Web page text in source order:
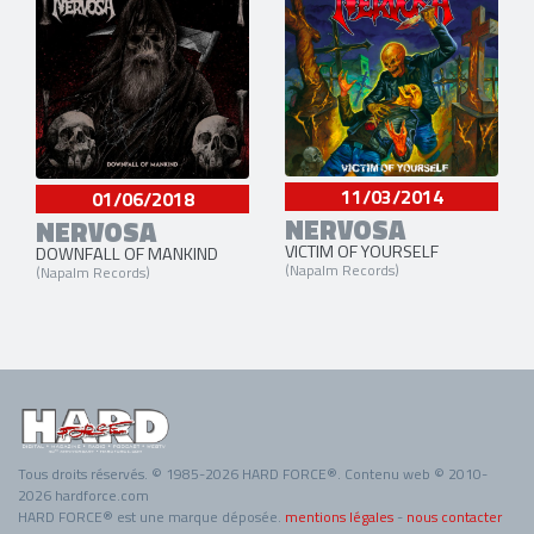
01/06/2018
NERVOSA
DOWNFALL OF MANKIND
(Napalm Records)
11/03/2014
NERVOSA
VICTIM OF YOURSELF
(Napalm Records)
Tous droits réservés. © 1985-2026 HARD FORCE®. Contenu web © 2010-
2026 hardforce.com
HARD FORCE® est une marque déposée. mentions légales - nous contacter